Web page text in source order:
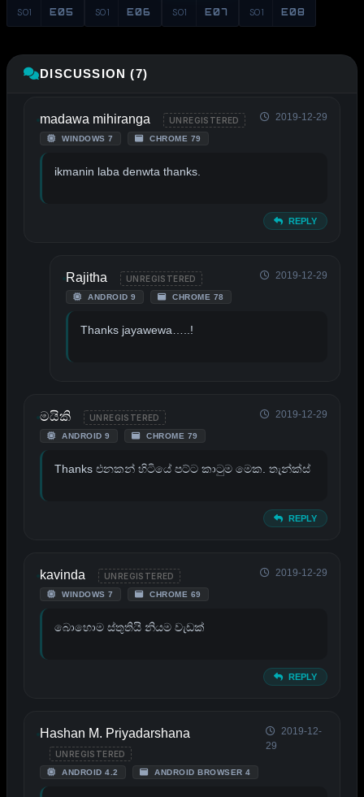
S01 E05 S01 E06 S01 E07 S01 E08
DISCUSSION (7)
madawa mihiranga UNREGISTERED
WINDOWS 7 CHROME 79
2019-12-29
ikmanin laba denwta thanks.
REPLY
Rajitha UNREGISTERED
ANDROID 9 CHROME 78
2019-12-29
Thanks jayawewa…..!
මයිකි UNREGISTERED
ANDROID 9 CHROME 79
2019-12-29
Thanks එනකන් හිටියේ පට්ට කාටුම මෙක. තැන්ක්ස්
REPLY
kavinda UNREGISTERED
WINDOWS 7 CHROME 69
2019-12-29
බොහොම ස්තුතියි නියම වැඩක්
REPLY
Hashan M. Priyadarshana
UNREGISTERED
ANDROID 4.2 ANDROID BROWSER 4
2019-12-
29